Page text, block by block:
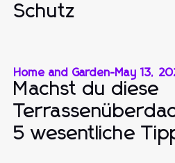
Schutz
Home and Garden-May 13,
Machst du diese
5 wesentliche